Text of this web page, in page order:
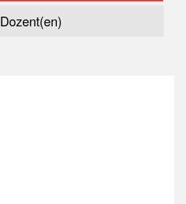
Dozent(en)